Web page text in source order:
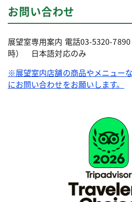
お問い合わせ
展望室専用案内 電話03-5320-
時） 日本語対応のみ
※展望室内店舗の商品やメニュー
にお問い合わせをお願いします。